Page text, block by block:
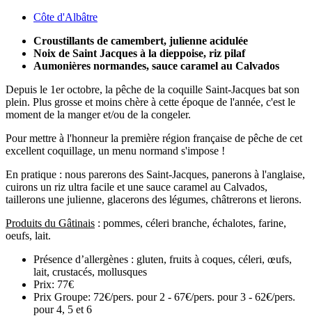
Côte d'Albâtre
Croustillants de camembert, julienne acidulée
Noix de Saint Jacques à la dieppoise, riz pilaf
Aumonières normandes, sauce caramel au Calvados
Depuis le 1er octobre, la pêche de la coquille Saint-Jacques bat son
plein. Plus grosse et moins chère à cette époque de l'année, c'est le
moment de la manger et/ou de la congeler.
Pour mettre à l'honneur la première région française de pêche de cet
excellent coquillage, un menu normand s'impose !
En pratique : nous parerons des Saint-Jacques, panerons à l'anglaise,
cuirons un riz ultra facile et une sauce caramel au Calvados,
taillerons une julienne, glacerons des légumes, châtrerons et lierons.
Produits du Gâtinais : pommes, céleri branche, échalotes, farine,
oeufs, lait.
Présence d’allergènes : gluten, fruits à coques, céleri, œufs,
lait, crustacés, mollusques
Prix: 77€
Prix Groupe: 72€/pers. pour 2 - 67€/pers. pour 3 - 62€/pers.
pour 4, 5 et 6